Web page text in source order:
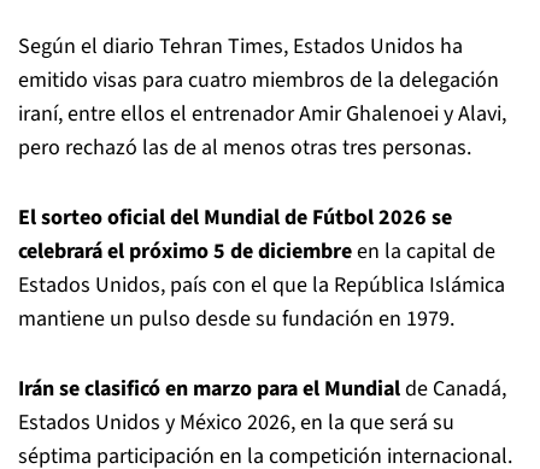
Según el diario Tehran Times, Estados Unidos ha
emitido visas para cuatro miembros de la delegación
iraní, entre ellos el entrenador Amir Ghalenoei y Alavi,
pero rechazó las de al menos otras tres personas.
El sorteo oficial del Mundial de Fútbol 2026 se
celebrará el próximo 5 de diciembreen la capital de
Estados Unidos, país con el que la República Islámica
mantiene un pulso desde su fundación en 1979.
Irán se clasificó en marzo para el Mundialde Canadá,
Estados Unidos y México 2026, en la que será su
séptima participación en la competición internacional.